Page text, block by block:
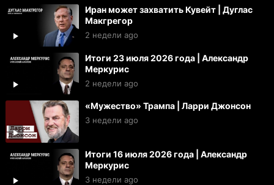
Иран может захватить Кувейт | Дуглас
Макгрегор
2 недели ago
Итоги 23 июля 2026 года | Александр
Меркурис
2 недели ago
«Мужество» Трампа | Ларри Джонсон
3 недели ago
Итоги 16 июля 2026 года | Александр
Меркурис
3 недели ago